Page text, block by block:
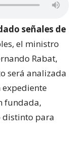
señales de
el ministro
Rabat,
será analizada
fundada,
distinto para